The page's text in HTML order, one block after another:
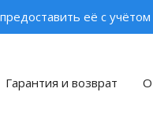
её с
Гарантия и возврат О